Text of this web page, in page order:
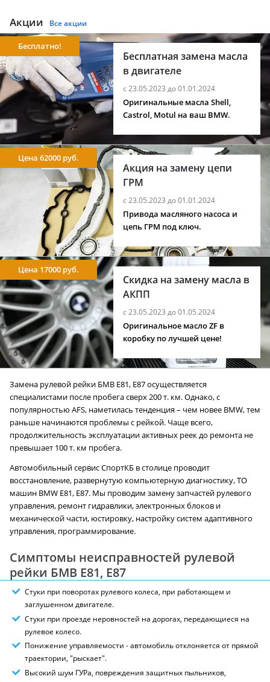
Акции Все акции
Бесплатная замена масла
в двигателе
с 23.05.2023 до 01.01.2024
Бесплатно!
Оригинальные масла Shell,
Castrol, Motul на ваш BMW.
Акция на замену цепи
ГРМ
с 23.05.2023 до 01.01.2024
Цена 62000 руб.
Привода масляного насоса и
цепь ГРМ под ключ.
Скидка на замену масла в
АКПП
с 23.05.2023 до 01.05.2024
Цена 17000 руб.
Оригинальное масло ZF в
коробку по лучшей цене!
Замена рулевой рейки БМВ E81, E87 осуществляется
специалистами после пробега сверх 200 т. км. Однако, с
популярностью AFS, наметилась тенденция – чем новее BMW, тем
раньше начинаются проблемы с рейкой. Чаще всего,
продолжительность эксплуатации активных реек до ремонта не
превышает 100 т. км пробега.
Автомобильный сервис СпортКБ в столице проводит
восстановление, развернутую компьютерную диагностику, ТО
машин BMW E81, E87. Мы проводим замену запчастей рулевого
управления, ремонт гидравлики, электронных блоков и
механической части, юстировку, настройку систем адаптивного
управления, программирование.
Симптомы неисправностей рулевой
рейки БМВ E81, E87
Стуки при поворотах рулевого колеса, при работающем и
заглушенном двигателе.
Стуки при проезде неровностей на дорогах, передающиеся на
рулевое колесо.
Понижение управляемости - автомобиль отклоняется от прямой
траектории, "рыскает".
Высокий шум ГУРа, повреждения защитных пыльников,